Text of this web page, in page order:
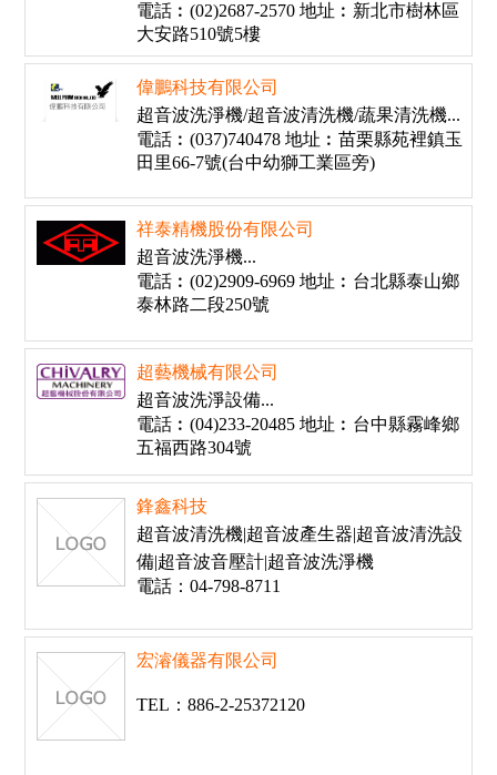
電話︰(02)2687-2570 地址︰新北市樹林區
大安路510號5樓
偉鵬科技有限公司
超音波洗淨機/超音波清洗機/蔬果清洗機...
電話︰(037)740478 地址︰苗栗縣苑裡鎮玉
田里66-7號(台中幼獅工業區旁)
祥泰精機股份有限公司
超音波洗淨機...
電話︰(02)2909-6969 地址︰台北縣泰山鄉
泰林路二段250號
超藝機械有限公司
超音波洗淨設備...
電話︰(04)233-20485 地址︰台中縣霧峰鄉
五福西路304號
鋒鑫科技
超音波清洗機|超音波產生器|超音波清洗設
備|超音波音壓計|超音波洗淨機
電話：04-798-8711
宏濬儀器有限公司
TEL：886-2-25372120